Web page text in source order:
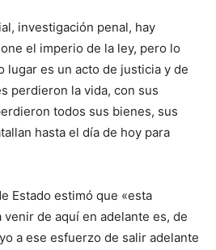
investigación penal, hay
el imperio de la ley, pero lo
lugar es un acto de justicia y de
perdieron la vida, con sus
todos sus bienes, sus
hasta el día de hoy para
Estado estimó que «esta
de aquí en adelante es, de
a ese esfuerzo de salir adelante